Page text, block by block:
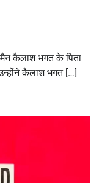
कैलाश भगत के पिता
कैलाश भगत […]